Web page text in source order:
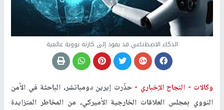
الذكاء الاصطناعي قد يقود إلى كارثة نووية عالمية
وكالات - النجاح الإخباري -حذّرت إيرين دومباتشر، الباحثة في الأمن
النووي بمجلس العلاقات الخارجية الأميركي، من المخاطر المتزايدة